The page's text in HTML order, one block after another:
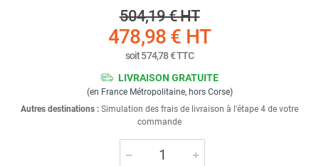
504,19 €HT
478,98 € HT
soit574,78 €TTC
LIVRAISON GRATUITE
(en France Métropolitaine, hors Corse)
Autres destinations : Simulation des frais de livraison à l'étape 4 de votre
commande